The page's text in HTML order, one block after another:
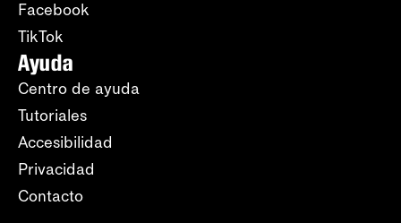
Facebook
TikTok
Ayuda
Centro de ayuda
Tutoriales
Accesibilidad
Privacidad
Contacto